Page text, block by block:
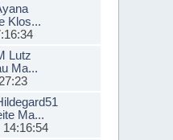
Klos...
Lutz
Ma...
Ma...